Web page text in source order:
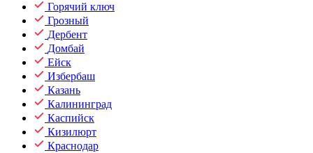
Горячий ключ
Грозный
Дербент
Домбай
Ейск
Избербаш
Казань
Калининград
Каспийск
Кизилюрт
Краснодар